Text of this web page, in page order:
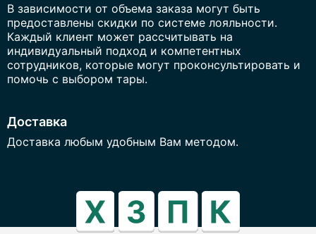
В зависимости от объема заказа могут быть
предоставлены скидки по системе лояльности.
Каждый клиент может рассчитывать на
индивидуальный подход и компетентных
сотрудников, которые могут проконсультировать и
помочь с выбором тары.
Доставка
Доставка любым удобным Вам методом.